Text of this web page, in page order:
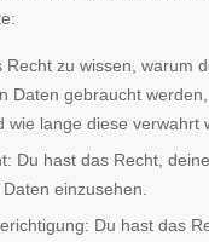
Recht zu wissen, warum
Daten gebraucht
wie lange diese verwahrt
Du hast das Recht,
einzusehen.
Du hast das